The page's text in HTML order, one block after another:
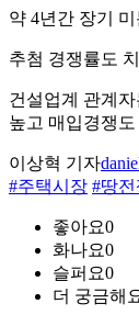
약 4년간 장기
추첨 경쟁률도
건설업계 관계
높고 매입경쟁
이상혁 기자
#주택시장 #땅전
좋아요0
화나요0
슬퍼요0
더 궁금해